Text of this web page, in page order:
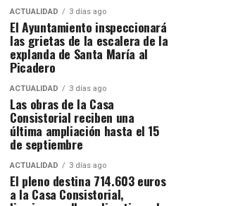
ACTUALIDAD 3 días ago
El Ayuntamiento inspeccionará
las grietas de la escalera de la
explanda de Santa María al
Picadero
ACTUALIDAD 3 días ago
Las obras de la Casa
Consistorial reciben una
última ampliación hasta el 15
de septiembre
ACTUALIDAD 3 días ago
El pleno destina 714.603 euros
a la Casa Consistorial,